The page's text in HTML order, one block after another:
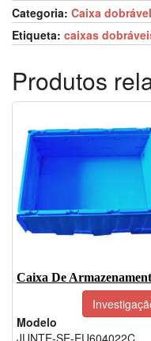
Categoria: Caixa dobrável
Etiqueta: caixas
Produtos
Modelo